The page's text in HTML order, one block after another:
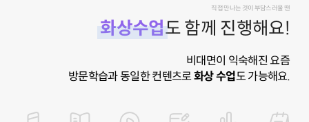
직접 만나는 것이 부담스러울 땐
화상수업도 함께 진행해요!
비대면이 익숙해진 요즘
방문학습과 동일한 컨텐츠로화상 수업도 가능해요.